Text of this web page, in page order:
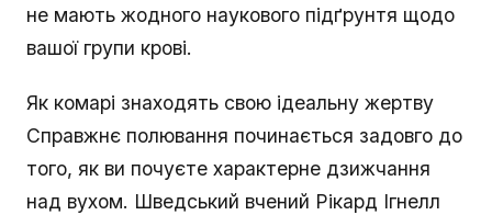
не мають жодного наукового підґрунтя щодо
вашої групи крові.
Як комарі знаходять свою ідеальну жертву
Справжнє полювання починається задовго до
того, як ви почуєте характерне дзижчання
над вухом. Шведський вчений Рікард Ігнелл